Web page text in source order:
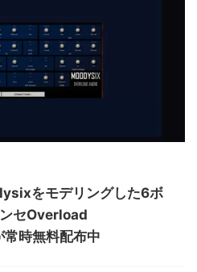
をモデリングした6ボ
セOverload
時無料配布中